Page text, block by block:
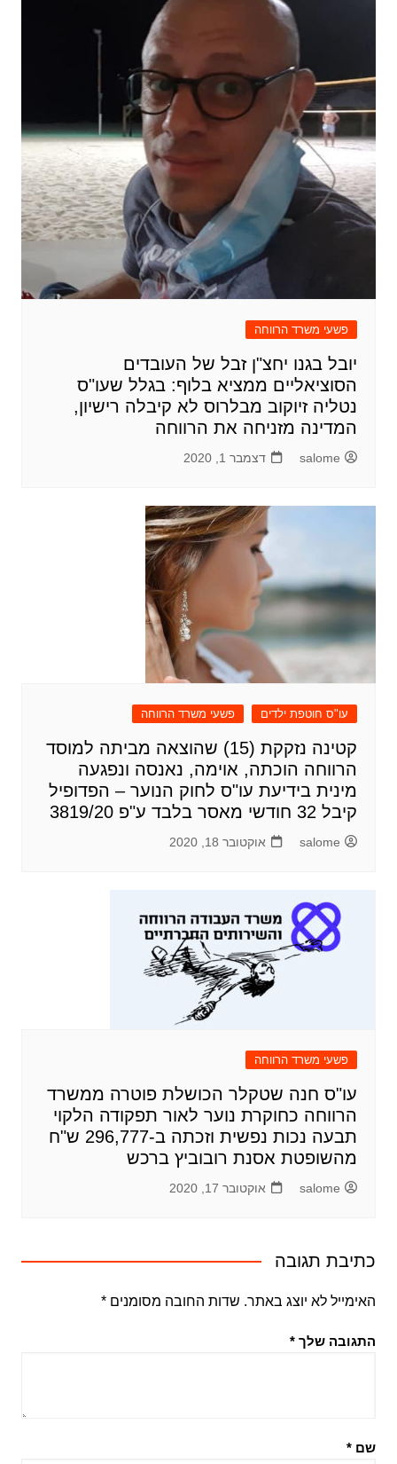
פשעי משרד הרווחה
יובל בגנו יחצ"ן זבל של העובדים
הסוציאליים ממציא בלוף: בגלל שעו"ס
נטליה זיוקוב מבלרוס לא קיבלה רישיון,
המדינה מזניחה את הרווחה
salome דצמבר 1, 2020
עו"ס חוטפת ילדים פשעי משרד הרווחה
קטינה נזקקת (15) שהוצאה מביתה למוסד
הרווחה הוכתה, אוימה, נאנסה ונפגעה
מינית בידיעת עו"ס לחוק הנוער – הפדופיל
קיבל 32 חודשי מאסר בלבד ע"פ 3819/20
salome אוקטובר 18, 2020
פשעי משרד הרווחה
עו"ס חנה שטקלר הכושלת פוטרה ממשרד
הרווחה כחוקרת נוער לאור תפקודה הלקוי
תבעה נכות נפשית וזכתה ב-296,777 ש"ח
מהשופטת אסנת רובוביץ ברכש
salome אוקטובר 17, 2020
כתיבת תגובה
האימייל לא יוצג באתר. שדות החובה מסומנים *
התגובה שלך *
שם *